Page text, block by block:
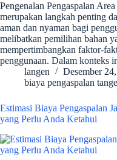
Pengenalan Pengaspalan
merupakan langkah penting
aman dan nyaman bagi
melibatkan pemilihan bahan
mempertimbangkan faktor-
penggunaan. Dalam konteks
langen
Desember
biaya pengaspalan
Estimasi Biaya Pengaspalan
yang Perlu Anda Ketahui